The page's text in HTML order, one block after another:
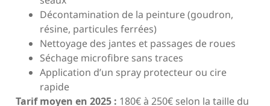
Décontamination de la peinture (goudron,
résine, particules ferrées)
Nettoyage des jantes et passages de roues
Séchage microfibre sans traces
Application d’un spray protecteur ou cire
rapide
Tarif moyen en 2025 : 180€ à 250€ selon la taille du